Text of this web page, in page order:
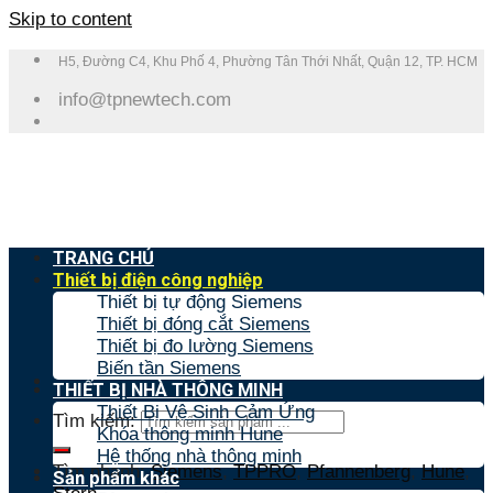
Skip to content
H5, Đường C4, Khu Phố 4, Phường Tân Thới Nhất, Quận 12, TP. HCM
info@tpnewtech.com
Tìm kiếm:
Tìm nhanh:Siemens,TPPRO,Pfannenberg,Hune,
TRANG CHỦ
Thiết bị điện công nghiệp
Thiết bị tự động Siemens
Thiết bị đóng cắt Siemens
Thiết bị đo lường Siemens
Biến tần Siemens
THIẾT BỊ NHÀ THÔNG MINH
Thiết Bị Vệ Sinh Cảm Ứng
Khóa thông minh Hune
Hệ thống nhà thông minh
Sản phẩm khác